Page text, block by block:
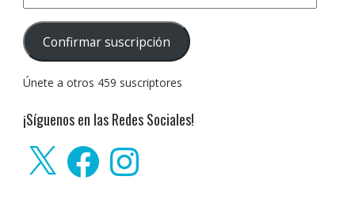
de
correo
electrónico:
Confirmar suscripción
Únete a otros 459 suscriptores
¡Síguenos en las Redes Sociales!
FacebookInstagram